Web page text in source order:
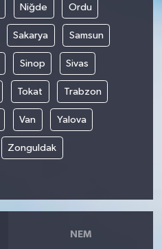
Niğde Ordu
Sakarya Samsun
Sinop Sivas
Tokat Trabzon
Van Yalova
Zonguldak
NEM